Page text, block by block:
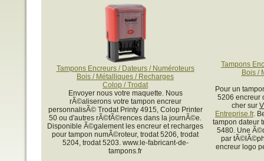
Tampons Encreurs / Dateurs / Numéroteurs
Bois / Métalliques / Recharges
Colop / Trodat
Envoyer nous votre maquette. Nous
rÃ©aliserons votre tampon encreur
personnalisÃ© Trodat Printy 4915, Colop Printer
50 ou d'autres rÃ©fÃ©rences dans la journÃ©e.
Disponible Ã©galement les encreur et recharges
pour tampon numÃ©roteur, trodat 5206, trodat
5204, trodat 5203. www.le-fabricant-de-
tampons.fr
Tampons
Bois /
Pour un
5206 encreur
cher sur
Entreprise.fr.
tampon dateur
5480. Une
par
encreur logo